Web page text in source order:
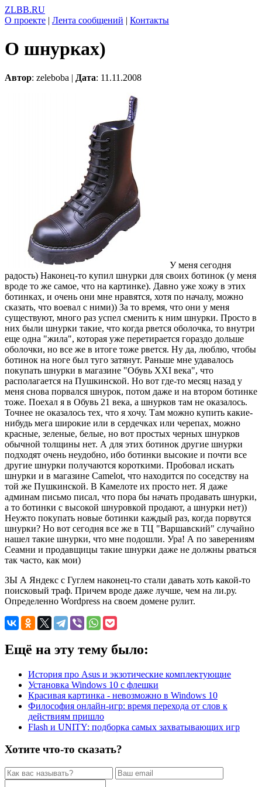
ZLBB.RU
О проекте | Лента сообщений | Контакты
О шнурках)
Автор: zeleboba | Дата: 11.11.2008
У меня сегодня
радость) Наконец-то купил шнурки для своих ботинок (у меня
вроде то же самое, что на картинке). Давно уже хожу в этих
ботинках, и очень они мне нравятся, хотя по началу, можно
сказать, что воевал с ними)) За то время, что они у меня
существуют, много раз успел сменить к ним шнурки. Просто в
них были шнурки такие, что когда рвется оболочка, то внутри
еще одна "жила", которая уже перетирается гораздо дольше
оболочки, но все же в итоге тоже рвется. Ну да, люблю, чтобы
ботинок на ноге был туго затянут. Раньше мне удавалось
покупать шнурки в магазине "Обувь XXI века", что
располагается на Пушкинской. Но вот где-то месяц назад у
меня снова порвался шнурок, потом даже и на втором ботинке
тоже. Поехал я в Обувь 21 века, а шнурков там не оказалось.
Точнее не оказалось тех, что я хочу. Там можно купить какие-
нибудь мега широкие или в сердечках или черепах, можно
красные, зеленые, белые, но вот простых черных шнурков
обычной толщины нет. А для этих ботинок другие шнурки
подходят очень неудобно, ибо ботинки высокие и почти все
другие шнурки получаются короткими. Пробовал искать
шнурки и в магазине Camelot, что находится по соседству на
той же Пушкинской. В Камелоте их просто нет. Я даже
админам письмо писал, что пора бы начать продавать шнурки,
а то ботинки с высокой шнуровкой продают, а шнурки нет))
Неужто покупать новые ботинки каждый раз, когда порвутся
шнурки? Но вот сегодня все же в ТЦ "Варшавский" случайно
нашел такие шнурки, что мне подошли. Ура! А по заверениям
Сеамни и продавщицы такие шнурки даже не должны рваться
так часто, как мои)
ЗЫ А Яндекс с Гуглем наконец-то стали давать хоть какой-то
поисковый траф. Причем вроде даже лучше, чем на ли.ру.
Определенно Wordpress на своем домене рулит.
Ещё на эту тему было:
История про Asus и экзотические комплектующие
Установка Windows 10 с флешки
Красивая картинка - невозможно в Windows 10
Философия онлайн-игр: время перехода от слов к
действиям пришло
Flash и UNITY: подборка самых захватывающих игр
Хотите что-то сказать?